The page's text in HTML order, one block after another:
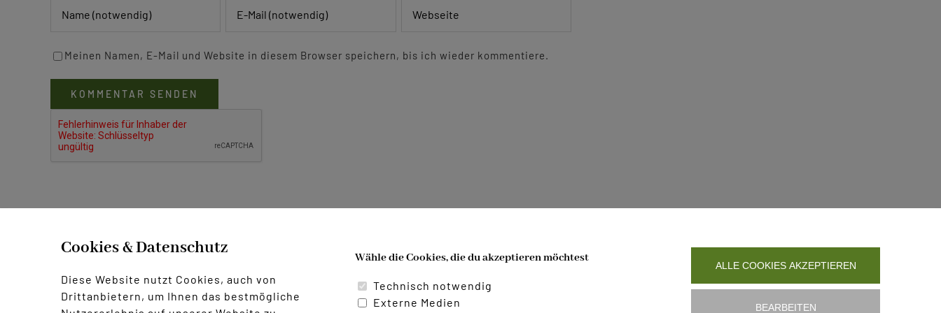
Meinen Namen, E-Mail und Website in diesem Browser speichern, bis ich wieder kommentiere.
Probe
Cookies & Datenschutz
Diese Website nutzt Cookies, auch von
Drittanbietern, um Ihnen das bestmögliche
Wähle die Cookies, die du akzeptieren möchtest
Technisch notwendig
Externe Medien
ALLE COOKIES AKZEPTIEREN
BEARBEITEN